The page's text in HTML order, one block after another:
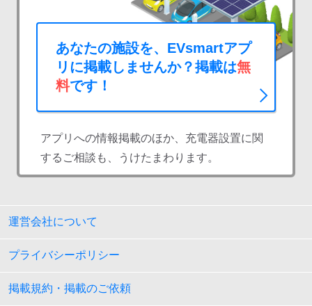
あなたの施設を、EVsmartアプ
リに掲載しませんか？掲載は無
料です！
アプリへの情報掲載のほか、充電器設置に関
するご相談も、うけたまわります。
運営会社について
プライバシーポリシー
掲載規約・掲載のご依頼